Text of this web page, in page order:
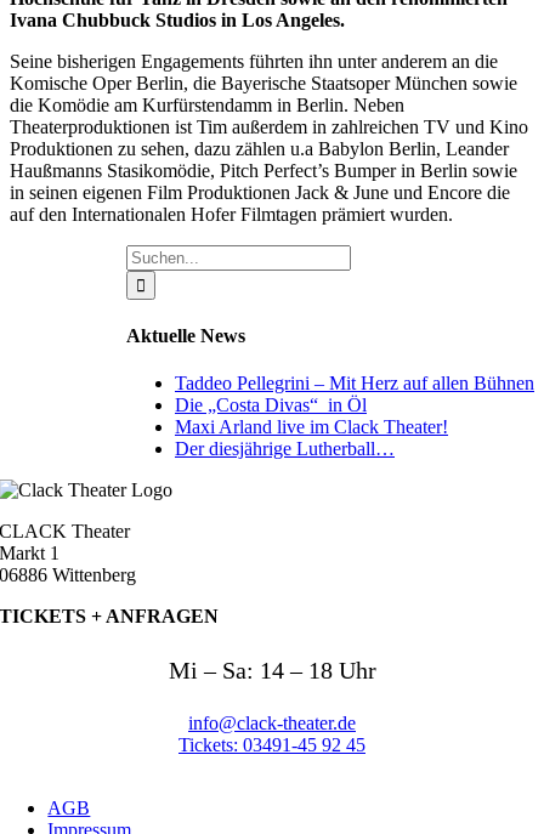
Ivana Chubbuck Studios in Los Angeles.
Seine bisherigen Engagements führten ihn unter anderem an die
Komische Oper Berlin, die Bayerische Staatsoper München sowie
die Komödie am Kurfürstendamm in Berlin. Neben
Theaterproduktionen ist Tim außerdem in zahlreichen TV und Kino
Produktionen zu sehen, dazu zählen u.a Babylon Berlin, Leander
Haußmanns Stasikomödie, Pitch Perfect’s Bumper in Berlin sowie
in seinen eigenen Film Produktionen Jack & June und Encore die
auf den Internationalen Hofer Filmtagen prämiert wurden.
Suche
nach:
Aktuelle News
Taddeo Pellegrini – Mit Herz auf allen Bühnen
Die „Costa Divas“ in Öl
Maxi Arland live im Clack Theater!
Der diesjährige Lutherball…
CLACK Theater
Markt 1
06886 Wittenberg
TICKETS + ANFRAGEN
Mi – Sa: 14 – 18 Uhr
info@clack-theater.de
Tickets: 03491-45 92 45
AGB